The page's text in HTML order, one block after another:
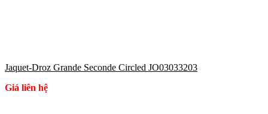
Jaquet-Droz Grande Seconde Circled JO03033203
Giá liên hệ